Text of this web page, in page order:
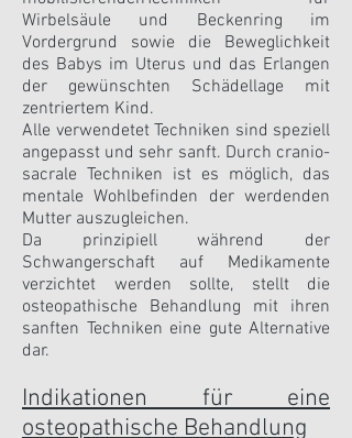
Wirbelsäule und Beckenring im
Vordergrund sowie die Beweglichkeit
des Babys im Uterus und das Erlangen
der gewünschten Schädellage mit
zentriertem Kind.
Alle verwendetet Techniken sind speziell
angepasst und sehr sanft. Durch cranio-
sacrale Techniken ist es möglich, das
mentale Wohlbefinden der werdenden
Mutter auszugleichen.
Da prinzipiell während der
Schwangerschaft auf Medikamente
verzichtet werden sollte, stellt die
osteopathische Behandlung mit ihren
sanften Techniken eine gute Alternative
dar.
Indikationen für eine
osteopathische Behandlung